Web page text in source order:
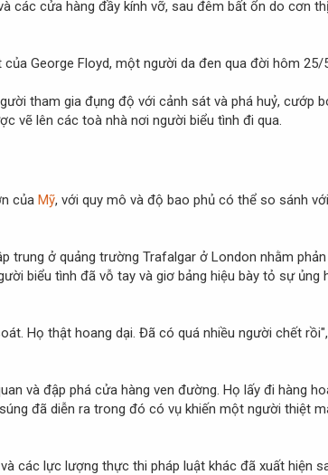
các cửa hàng đầy kính vỡ, sau đêm bất ổn do cơn
George Floyd, một người da đen qua đời hôm
tham gia đụng độ với cảnh sát và phá huỷ, cướp
vẽ lên các toà nhà nơi người biểu tình đi qua.
của Mỹ, với quy mô và độ bao phủ có thể so sánh
trung ở quảng trường Trafalgar ở London nhằm
biểu tình đã vỗ tay và giơ bảng hiệu bày tỏ sự ủng
Họ thật hoang dại. Đã có quá nhiều người chết
và đập phá cửa hàng ven đường. Họ lấy đi hàng
đã diễn ra trong đó có vụ khiến một người thiệt
các lực lượng thực thi pháp luật khác đã xuất hiện